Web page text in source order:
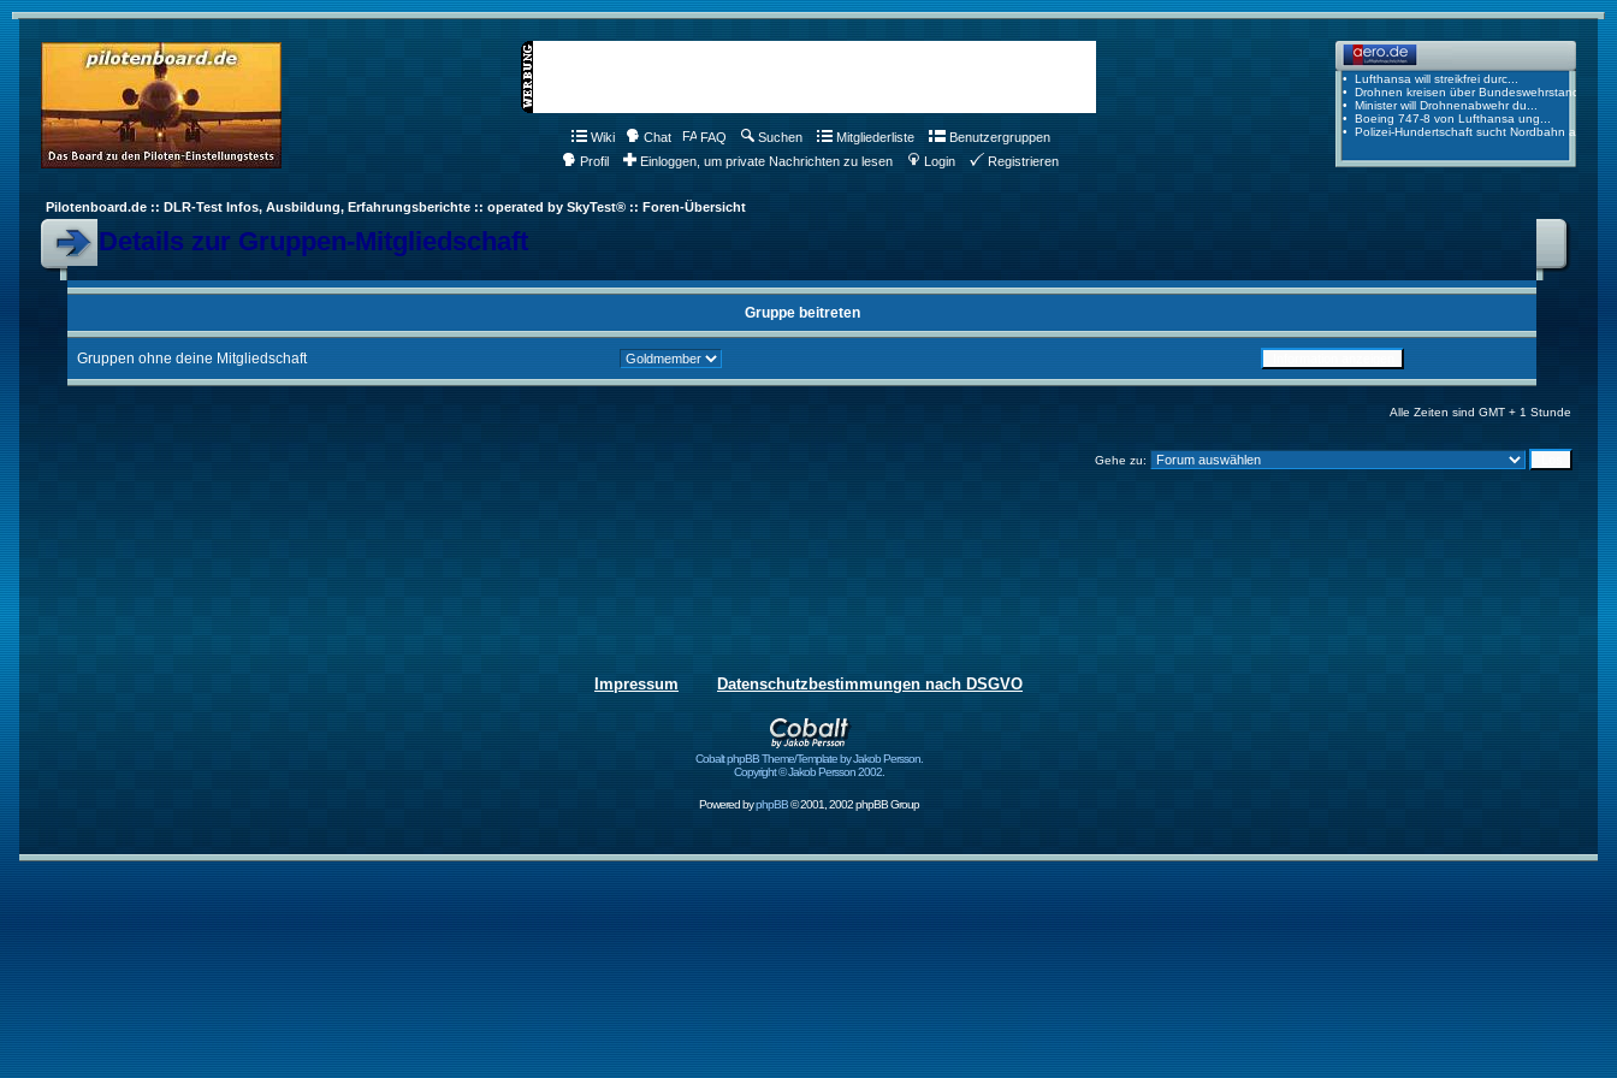
Wiki Chat FAQ Suchen Mitgliederliste
Benutzergruppen
Profil
Einloggen, um private Nachrichten zu lesen Login Registrieren
Pilotenboard.de :: DLR-Test Infos, Ausbildung, Erfahrungsberichte :: operated by SkyTest® :: Foren-Übersicht
Details zur Gruppen-Mitgliedschaft
Gruppe beitreten
Gruppen ohne deine Mitgliedschaft
Alle Zeiten sind GMT + 1 Stunde
Gehe zu:
Impressum Datenschutzbestimmungen nach DSGVO
Cobalt phpBB Theme/Template by Jakob Persson.
Copyright © Jakob Persson 2002.
Powered byphpBB© 2001, 2002 phpBB Group